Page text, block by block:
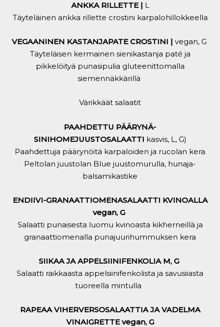
ANKKA RILLETTE | L
Täyteläinen ankka rillette crostini karpalohillokkeella
VEGAANINEN KASTANJAPATE CROSTINI | vegan, G
Täyteläisen kermainen sienikastanja paté ja
pikkelöityä punasipulia gluteenittomalla
siemennäkkärillä
Värikkäät salaatit
PAAHDETTU PÄÄRYNÄ-
SINIHOMEJUUSTOSALAATTI kasvis, L, G)
Paahdettuja päärynöitä karpaloiden ja rucolan kera
Peltolan juustolan Blue juustomurulla, hunaja-
balsamikastike
ENDIIVI-GRANAATTIOMENASALAATTI KVINOALLA
vegan, G
Salaatti punaisesta luomu kvinoasta kikherneillä ja
granaattiomenalla punajuurihummuksen kera
SIIKAA JA APPELSIINIFENKOLIA M, G
Salaatti raikkaasta appelsiinifenkolista ja savusiiasta
tuoreella mintulla
RAPEAA VIHERVERSOSALAATTIA JA VADELMA
VINAIGRETTE vegan, G